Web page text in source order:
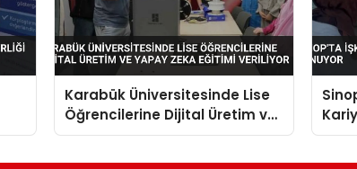
Karabük Üniversitesinde Lise
Öğrencilerine Dijital Üretim ve
Yapay Zeka Eğitimi Veriliyor